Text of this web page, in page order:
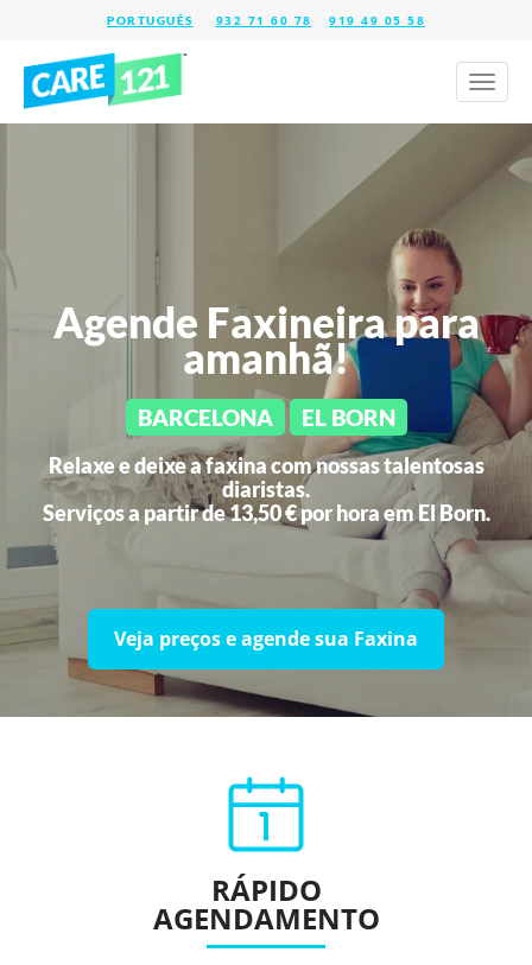
932 71 60 78 919 49 05 58
Toggle
Agende Faxineira para
amanhã!
BARCELONA EL BORN
Relaxe e deixe a faxina com nossas talentosas
diaristas.
Serviços a partir de 13,50 € por hora emEl Born.
Veja preços e agende sua Faxina
RÁPIDO
AGENDAMENTO